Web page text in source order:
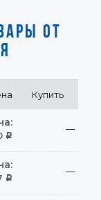
ОТ
Купить
Р
—
Р
—